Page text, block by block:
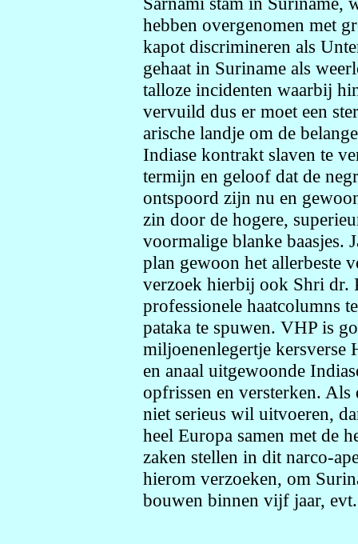
hebben overgenomen met
kapot discrimineren als
gehaat in Suriname als
talloze incidenten waarbij
vervuild dus er moet een
arische landje om de
Indiase kontrakt slaven te
termijn en geloof dat de
ontspoord zijn nu en
zin door de hogere,
voormalige blanke baasjes.
plan gewoon het allerbeste
verzoek hierbij ook Shri dr.
professionele haatcolumns
pataka te spuwen. VHP is
miljoenenlegertje kersverse
en anaal uitgewoonde
opfrissen en versterken.
niet serieus wil uitvoeren,
heel Europa samen met de
zaken stellen in dit narco-
hierom verzoeken, om
bouwen binnen vijf jaar,